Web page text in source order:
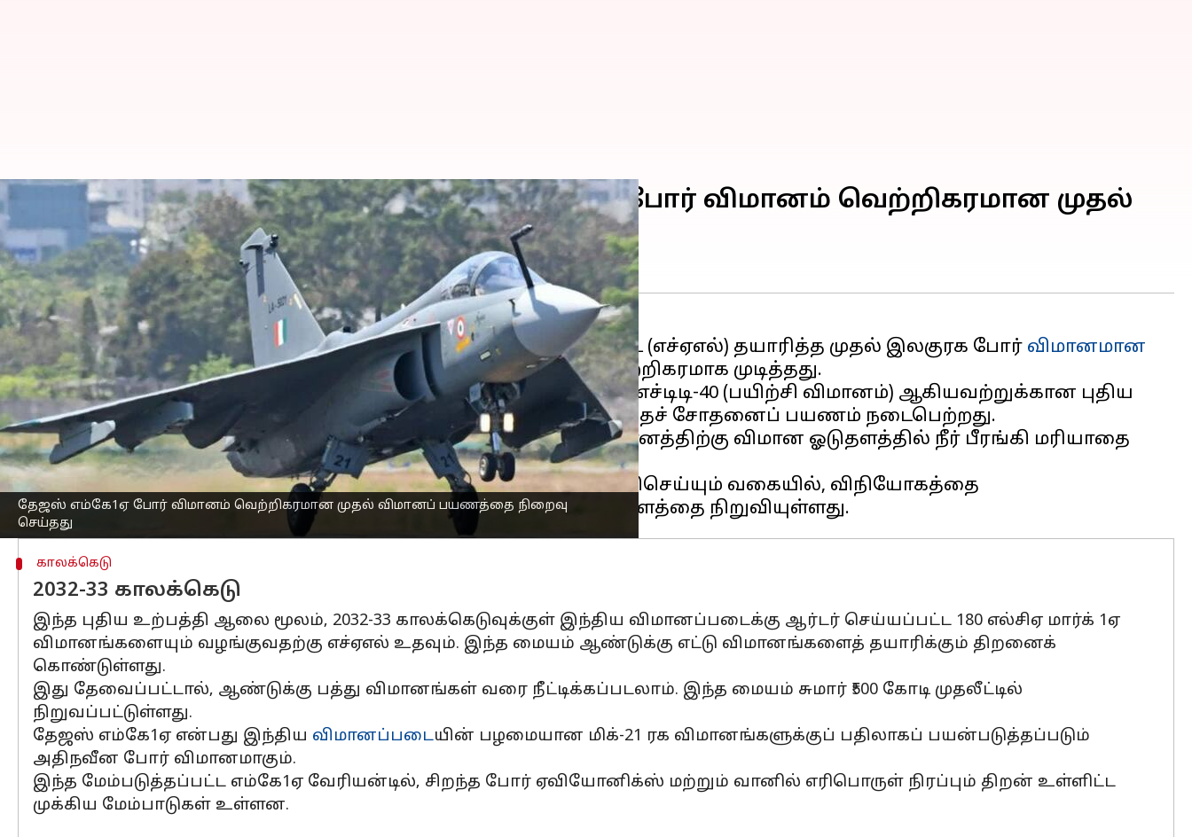
தேஜஸ் எம்கே1ஏ போர் விமானம் வெற்றிகரமான முதல் விமானப் பயணத்தை நிறைவு
செய்தது
உள்நாட்டில் தயாரிக்கப்பட்ட தேஜஸ் எம்கே1ஏ போர் விமானம் வெற்றிகரமான முதல்
விமானப் பயணத்தை நிறைவு செய்தது
எழுதியவர் Sekar Chinnappan Oct 17, 2025 05:20 pm
செய்தி முன்னோட்டம்
பொதுத்துறை நிறுவனமான இந்துஸ்தான் ஏரோநாட்டிக்ஸ் லிமிடெட் (எச்ஏஎல்) தயாரித்த முதல் இலகுரக போர் விமானமான
(எல்சிஏ) தேஜஸ் எம்கே1ஏ, நாசிக்கில் தனது முதல் பயணத்தை வெற்றிகரமாக முடித்தது.
பாதுகாப்பு அமைச்சர்
முன்னிலையில் எல்சிஏ மற்றும் எச்டிடி-40 (பயிற்சி விமானம்) ஆகியவற்றுக்கான புதிய
ஒருங்கிணைப்பு மையங்கள் முறைப்படித் திறக்கப்பட்ட பின்னர் இந்தச் சோதனைப் பயணம் நடைபெற்றது.
வெற்றிகரமான முதல் பயணத்திற்குப் பிறகு, தேஜஸ் எம்கே1ஏ விமானத்திற்கு விமான ஓடுதளத்தில் நீர் பீரங்கி மரியாதை
வழங்கப்பட்டது.
எச்ஏஎல் நிறுவனம், இந்திய விமானப்படையின் தேவையைப் பூர்த்திசெய்யும் வகையில், விநியோகத்தை
காலக்கெடு
2032-33 காலக்கெடு
இந்த புதிய உற்பத்தி ஆலை மூலம், 2032-33 காலக்கெடுவுக்குள் இந்திய விமானப்படைக்கு ஆர்டர் செய்யப்பட்ட 180 எல்சிஏ மார்க் 1ஏ
விமானங்களையும் வழங்குவதற்கு எச்ஏஎல் உதவும். இந்த மையம் ஆண்டுக்கு எட்டு விமானங்களைத் தயாரிக்கும் திறனைக்
கொண்டுள்ளது.
இது தேவைப்பட்டால், ஆண்டுக்கு பத்து விமானங்கள் வரை நீட்டிக்கப்படலாம். இந்த மையம் சுமார் ₹500 கோடி முதலீட்டில்
நிறுவப்பட்டுள்ளது.
தேஜஸ் எம்கே1ஏ என்பது இந்திய விமானப்படையின் பழமையான மிக்-21 ரக விமானங்களுக்குப் பதிலாகப் பயன்படுத்தப்படும்
அதிநவீன போர் விமானமாகும்.
இந்த மேம்படுத்தப்பட்ட எம்கே1ஏ வேரியன்டில், சிறந்த போர் ஏவியோனிக்ஸ் மற்றும் வானில் எரிபொருள் நிரப்பும் திறன் உள்ளிட்ட
முக்கிய மேம்பாடுகள் உள்ளன.